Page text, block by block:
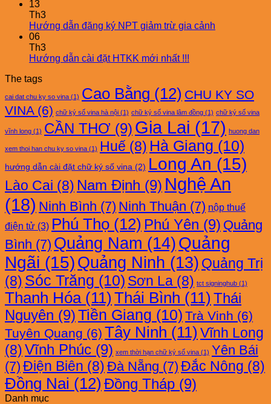
13
Th3
Hướng dẫn đăng ký NPT giảm trừ gia cảnh
06
Th3
Hướng dẫn cài đặt HTKK mới nhất !!!
The tags
cai dat chu ky so vina (1) Cao Bằng (12) CHU KY SO
VINA(6) chữ ký số vina hà nội (1) chữ ký số vina lâm đồng (1) chữ ký số vina
vĩnh long (1) CẦN THƠ (9) Gia Lai (17) huong dan
xem thoi han chu ky so vina (1) Huế (8) Hà Giang (10)
hướng dẫn cài đặt chữ ký số vina (2) Long An (15)
Lào Cai (8) Nam Định (9) Nghệ An
(18) Ninh Bình (7) Ninh Thuận (7) nộp thuế
điện tử (3) Phú Thọ (12) Phú Yên (9) Quảng
Bình (7) Quảng Nam (14)Quảng
Ngãi (15) Quảng Ninh (13) Quảng Trị
(8) Sóc Trăng (10) Sơn La (8) tct signinghub (1)
Thanh Hóa(11) Thái Bình (11) Thái
Nguyên (9)Tiền Giang (10) Trà Vinh (6)
Tuyên Quang (6) Tây Ninh (11) Vĩnh Long
(8)Vĩnh Phúc (9) xem thời hạn chữ ký số vina (1) Yên Bái
(7) Điện Biên (8) Đà Nẵng (7) Đắc Nông (8)
Đồng Nai (12) Đồng Tháp (9)
Danh mục